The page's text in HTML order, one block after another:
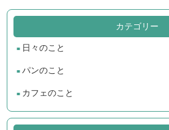
カテゴリー
日々のこと
パンのこと
カフェのこと